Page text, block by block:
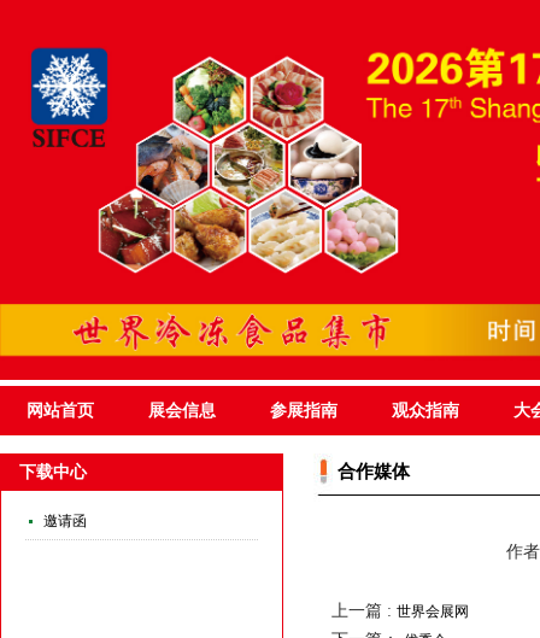
网站首页 展会信息 参展指南 观众指南 大
下载中心
邀请函
合作媒体
作
上一篇 : 世界会展网